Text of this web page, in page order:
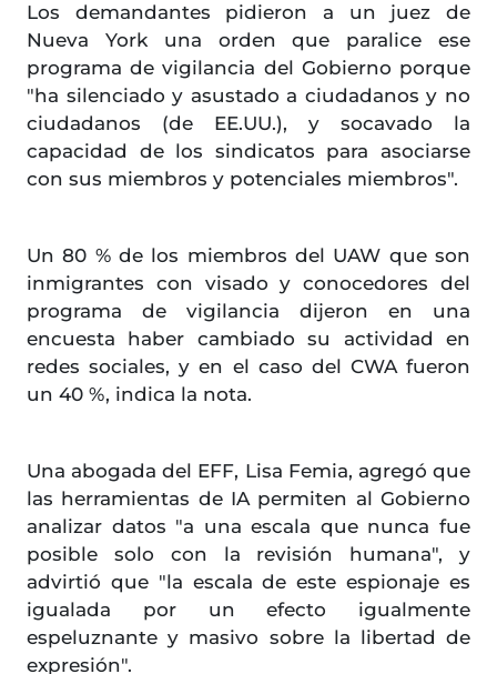
Los demandantes pidieron a un juez de
Nueva York una orden que paralice ese
programa de vigilancia del Gobierno porque
"ha silenciado y asustado a ciudadanos y no
ciudadanos (de EE.UU.), y socavado la
capacidad de los sindicatos para asociarse
con sus miembros y potenciales miembros".
Un 80 % de los miembros del UAW que son
inmigrantes con visado y conocedores del
programa de vigilancia dijeron en una
encuesta haber cambiado su actividad en
redes sociales, y en el caso del CWA fueron
un 40 %, indica la nota.
Una abogada del EFF, Lisa Femia, agregó que
las herramientas de IA permiten al Gobierno
analizar datos "a una escala que nunca fue
posible solo con la revisión humana", y
advirtió que "la escala de este espionaje es
igualada por un efecto igualmente
espeluznante y masivo sobre la libertad de
expresión".